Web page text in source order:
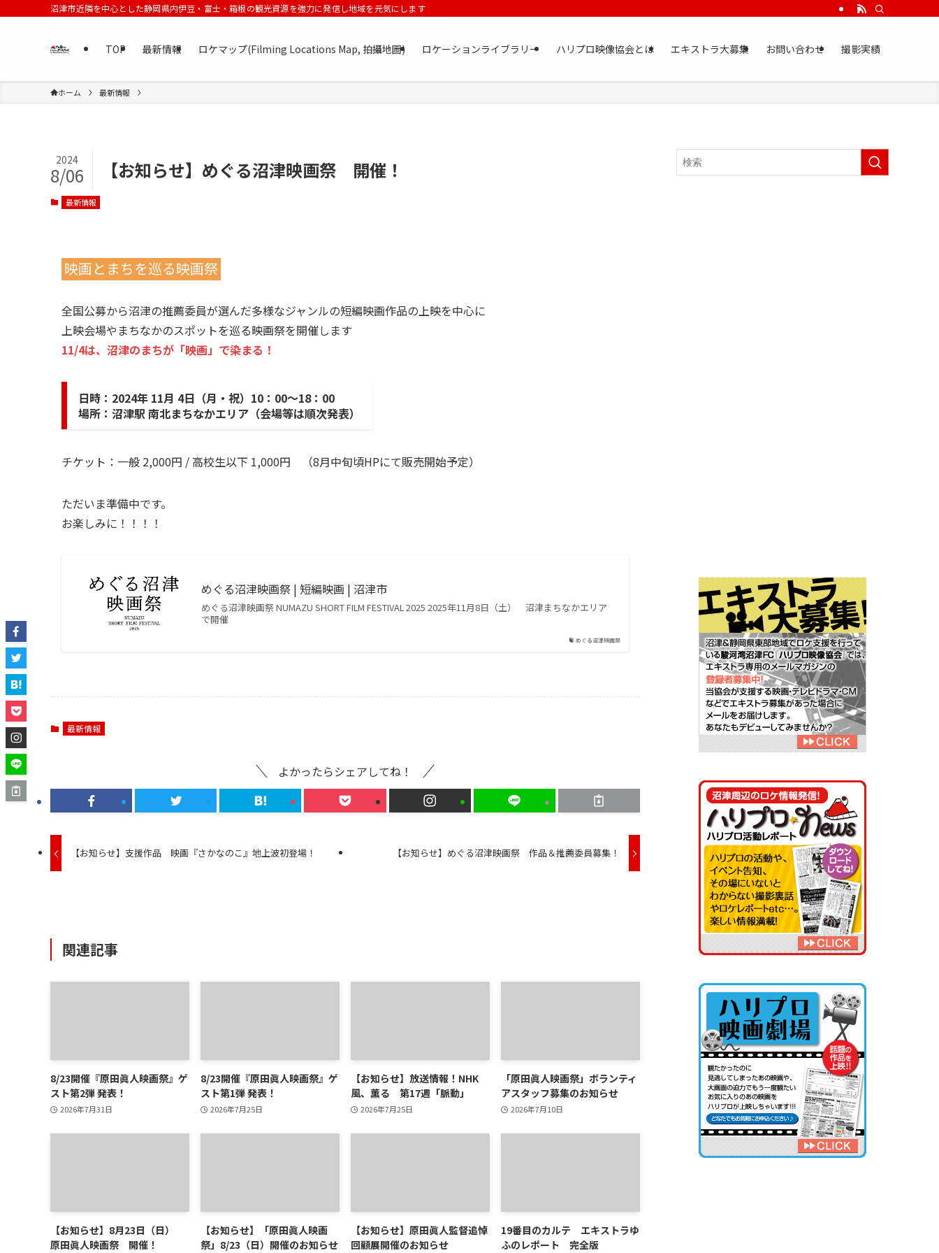
沼津市近隣を中心とした静岡県内伊豆・富士・箱根の観光資源を強力に発信し地域を元気にします
TOP 最新情報 ロケマップ(Filming Locations Map, 拍攝地圖) ロケーションライブラリー ハリプロ映像協会とは エキストラ大募集 お問い合わせ 撮影実績
ホーム 最新情報
【お知らせ】めぐる沼津映画祭 開催！
2024
8/06
最新情報
映画とまちを巡る映画祭
全国公募から沼津の推薦委員が選んだ多様なジャンルの短編映画作品の上映を中心に
上映会場やまちなかのスポットを巡る映画祭を開催します
11/4は、沼津のまちが「映画」で染まる！
日時：2024年 11月 4日（月・祝）10：00〜18：00
場所：沼津駅 南北まちなかエリア（会場等は順次発表）
​チケット：一般 2,000円 / 高校生以下 1,000円 （8月中旬頃HPにて販売開始予定）
ただいま準備中です。
お楽しみに！！！！
めぐる沼津映画祭
めぐる沼津映画祭 | 短編映画 | 沼津市
めぐる沼津映画祭 NUMAZU SHORT FILM FESTIVAL 2025 2025年11月8日（土） 沼津まちなかエリア
で開催
最新情報
よかったらシェアしてね！
【お知らせ】支援作品 映画『さかなのこ』地上波初登場！ 【お知らせ】めぐる沼津映画祭 作品＆推薦委員募集！
関連記事
8/23開催『原田眞人映画祭』ゲ
スト第2弾 発表！
2026年7月31日
8/23開催『原田眞人映画祭』ゲ
スト第1弾 発表！
2026年7月25日
【お知らせ】放送情報！NHK
風、薫る 第17週「脈動」
2026年7月25日
「原田眞人映画祭」ボランティ
アスタッフ募集のお知らせ
2026年7月10日
【お知らせ】8月23日（日）
原田眞人映画祭 開催！
【お知らせ】「原田眞人映画
祭」8/23（日）開催のお知らせ
【お知らせ】原田眞人監督追悼
回顧展開催のお知らせ
19番目のカルテ エキストラゆ
ふのレポート 完全版